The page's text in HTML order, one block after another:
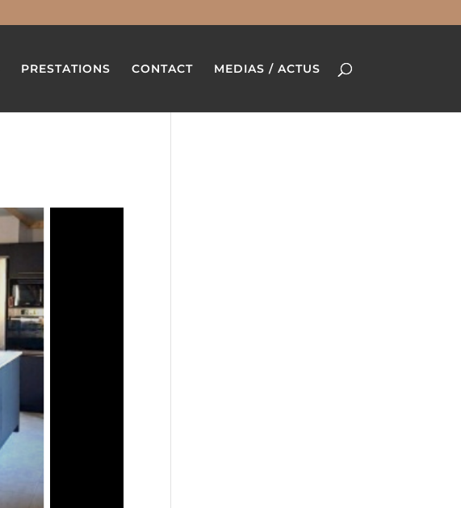
PRESTATIONS CONTACT MEDIAS / ACTUS